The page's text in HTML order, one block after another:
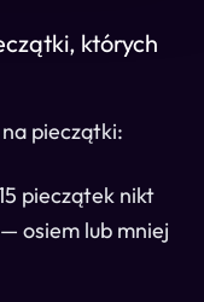
których
pieczątki:
pieczątek nikt
osiem lub mniej